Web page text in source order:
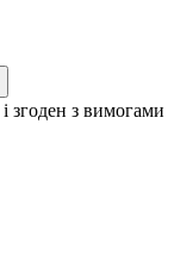
і згоден з вимогами